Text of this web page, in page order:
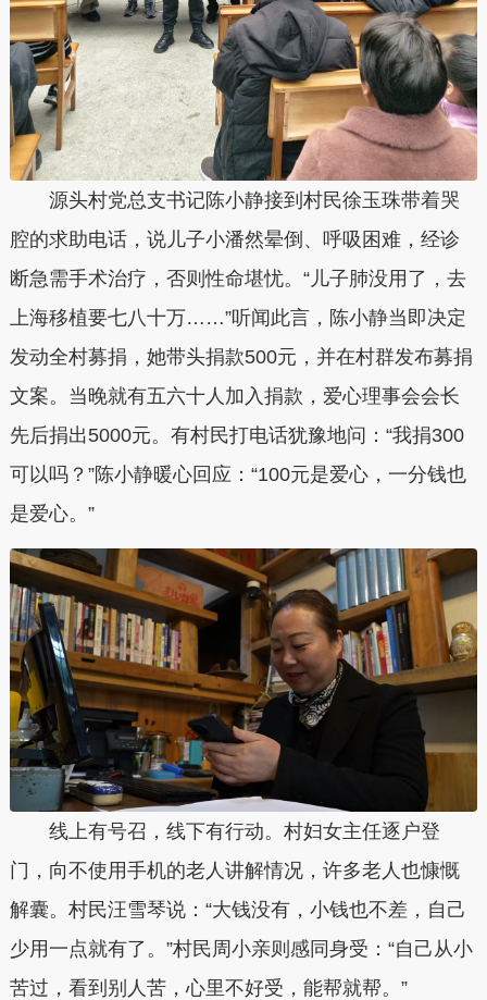
源头村党总支书记陈小静接到村民徐玉珠带着哭
腔的求助电话，说儿子小潘然晕倒、呼吸困难，经诊
断急需手术治疗，否则性命堪忧。“儿子肺没用了，去
上海移植要七八十万……”听闻此言，陈小静当即决定
发动全村募捐，她带头捐款500元，并在村群发布募捐
文案。当晚就有五六十人加入捐款，爱心理事会会长
先后捐出5000元。有村民打电话犹豫地问：“我捐300
可以吗？”陈小静暖心回应：“100元是爱心，一分钱也
是爱心。”
线上有号召，线下有行动。村妇女主任逐户登
门，向不使用手机的老人讲解情况，许多老人也慷慨
解囊。村民汪雪琴说：“大钱没有，小钱也不差，自己
少用一点就有了。”村民周小亲则感同身受：“自己从小
苦过，看到别人苦，心里不好受，能帮就帮。”